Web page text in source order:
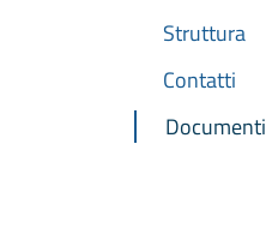
Struttura
Contatti
Documenti